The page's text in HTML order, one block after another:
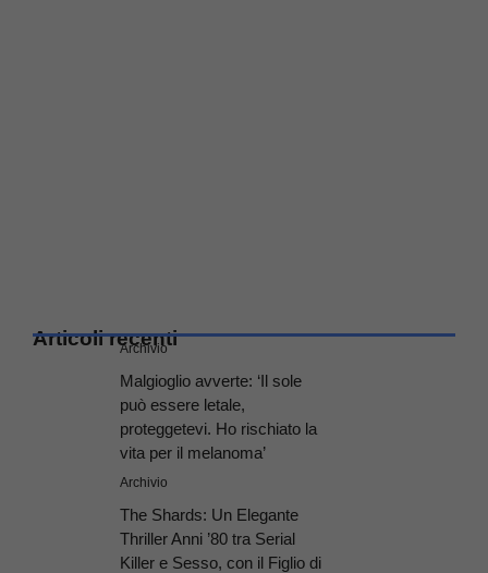
Articoli recenti
Archivio
Malgioglio avverte: ‘Il sole
può essere letale,
proteggetevi. Ho rischiato la
vita per il melanoma’
Archivio
The Shards: Un Elegante
Thriller Anni ’80 tra Serial
Killer e Sesso, con il Figlio di